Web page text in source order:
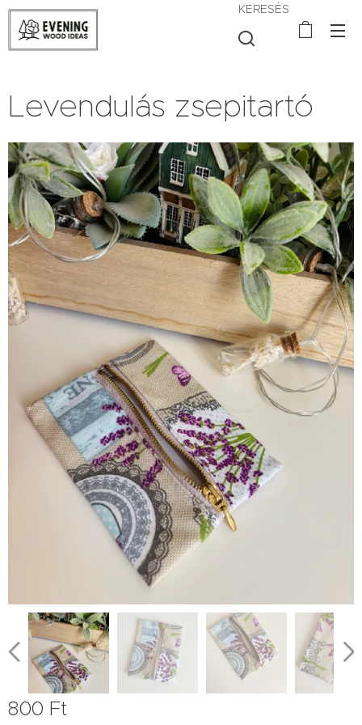
KERESÉS
Levendulás zsepitartó
800 Ft